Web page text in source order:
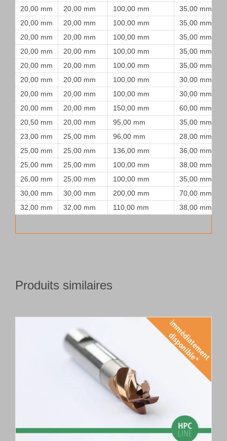
20,00 mm
20,00 mm 100,00 mm
35,00 mm
20,00 mm
20,00 mm 100,00 mm
35,00 mm
20,00 mm
20,00 mm 100,00 mm
35,00 mm
20,00 mm
20,00 mm 100,00 mm
35,00 mm
20,00 mm
20,00 mm 100,00 mm
35,00 mm
20,00 mm
20,00 mm 100,00 mm
30,00 mm
20,00 mm
20,00 mm 100,00 mm
30,00 mm
20,00 mm
20,00 mm 150,00 mm
60,00 mm
20,50 mm
20,00 mm 95,00 mm
35,00 mm
23,00 mm
25,00 mm 96,00 mm
28,00 mm
25,00 mm
25,00 mm 136,00 mm
36,00 mm
25,00 mm
25,00 mm 100,00 mm
38,00 mm
26,00 mm
25,00 mm 100,00 mm
35,00 mm
30,00 mm
30,00 mm 200,00 mm
70,00 mm
32,00 mm
32,00 mm 110,00 mm 38,00 mm
Produits similaires